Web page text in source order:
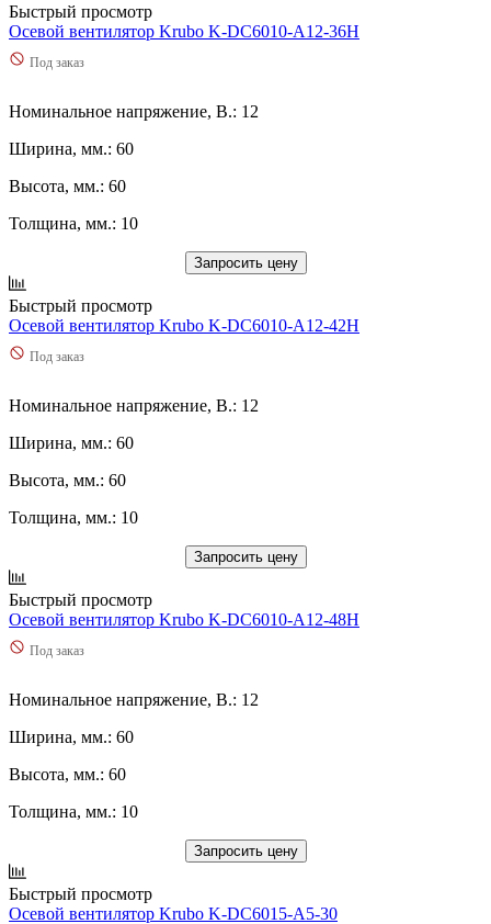
Быстрый просмотр
Осевой вентилятор Krubo K-DC6010-A12-36H
Под заказ
Номинальное напряжение, В.: 12
Ширина, мм.: 60
Высота, мм.: 60
Толщина, мм.: 10
Запросить цену
Быстрый просмотр
Осевой вентилятор Krubo K-DC6010-A12-42H
Под заказ
Номинальное напряжение, В.: 12
Ширина, мм.: 60
Высота, мм.: 60
Толщина, мм.: 10
Запросить цену
Быстрый просмотр
Осевой вентилятор Krubo K-DC6010-A12-48H
Под заказ
Номинальное напряжение, В.: 12
Ширина, мм.: 60
Высота, мм.: 60
Толщина, мм.: 10
Запросить цену
Быстрый просмотр
Осевой вентилятор Krubo K-DC6015-A5-30